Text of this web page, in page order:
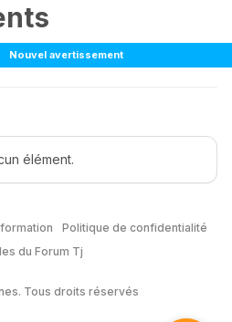
Nouvel avertissement
élément.
Politique de confidentialité
du Forum Tj
Tous droits réservés